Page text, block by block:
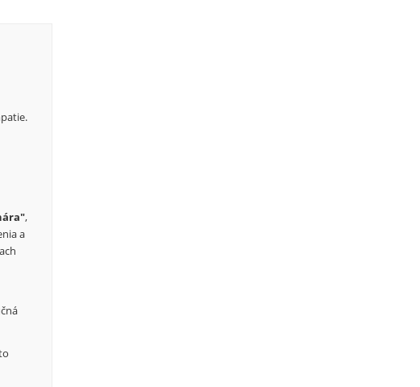
,
a